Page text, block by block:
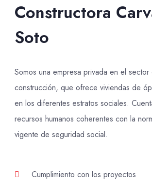
Constructora
Soto
Somos una empresa privada en el sector
construcción, que ofrece viviendas de
en los diferentes estratos sociales.
recursos humanos coherentes con la
vigente de seguridad social.
Cumplimiento con los proyectos